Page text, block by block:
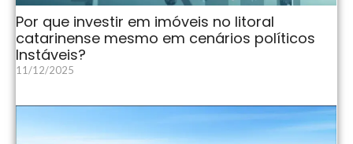
Por que investir em imóveis no litoral
catarinense mesmo em cenários políticos
Instáveis?
11/12/2025